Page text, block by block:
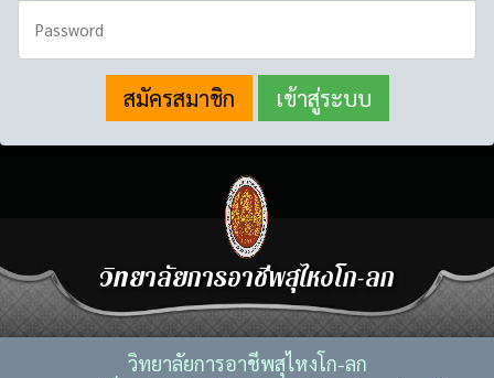
สมัครสมาชิก
วิทยาลัยการอาชีพสุไหงโก-ลก
วิทยาลัยการอาชีพสุไหงโก-ลก